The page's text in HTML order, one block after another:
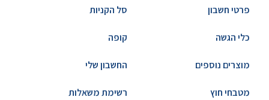
פרטי חשבון
כלי הגשה
מוצרים נוספים
מטבחי חוץ
סל הקניות
קופה
החשבון שלי
רשימת משאלות